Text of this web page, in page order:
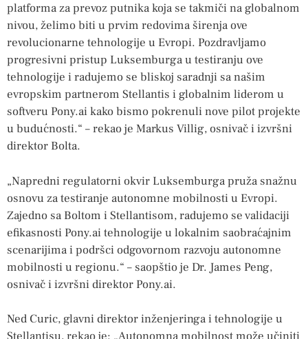
platforma za prevoz putnika koja se takmiči na globalnom
nivou, želimo biti u prvim redovima širenja ove
revolucionarne tehnologije u Evropi. Pozdravljamo
progresivni pristup Luksemburga u testiranju ove
tehnologije i radujemo se bliskoj saradnji sa našim
evropskim partnerom Stellantis i globalnim liderom u
softveru Pony.ai kako bismo pokrenuli nove pilot projekte
u budućnosti.“ – rekao je Markus Villig, osnivač i izvršni
direktor Bolta.
„Napredni regulatorni okvir Luksemburga pruža snažnu
osnovu za testiranje autonomne mobilnosti u Evropi.
Zajedno sa Boltom i Stellantisom, radujemo se validaciji
efikasnosti Pony.ai tehnologije u lokalnim saobraćajnim
scenarijima i podršci odgovornom razvoju autonomne
mobilnosti u regionu.“ – saopštio je Dr. James Peng,
osnivač i izvršni direktor Pony.ai.
Ned Curic, glavni direktor inženjeringa i tehnologije u